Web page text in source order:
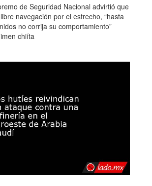
de Seguridad Nacional advirtió que
navegación por el estrecho, “hasta
no corrija su comportamiento”
chiíta